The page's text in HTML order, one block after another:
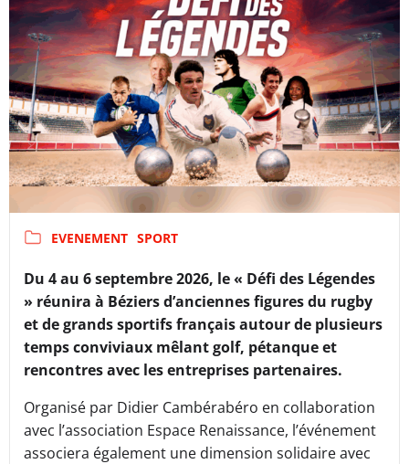
EVENEMENT SPORT
Du 4 au 6 septembre 2026, le « Défi des Légendes
» réunira à Béziers d’anciennes figures du rugby
et de grands sportifs français autour de plusieurs
temps conviviaux mêlant golf, pétanque et
rencontres avec les entreprises partenaires.
Organisé par Didier Cambérabéro en collaboration
avec l’association Espace Renaissance, l’événement
associera également une dimension solidaire avec